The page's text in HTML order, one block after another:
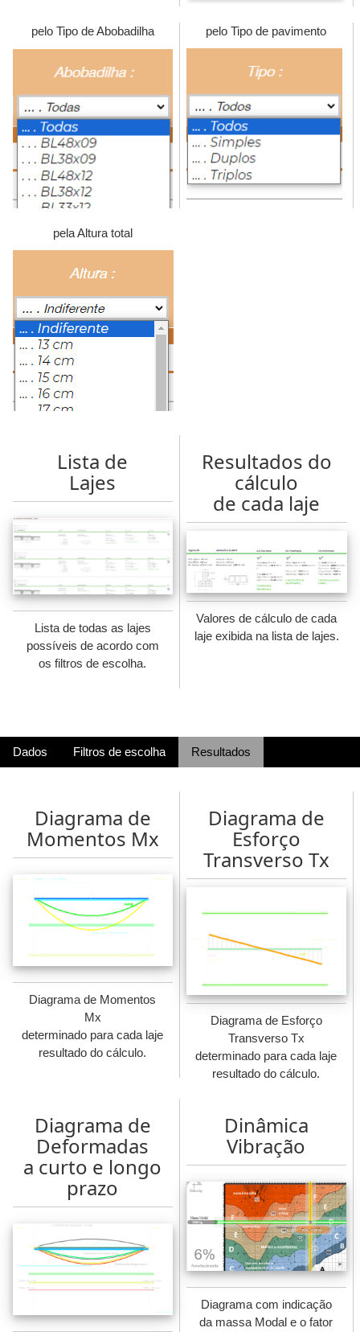
pelo Tipo de Abobadilha pelo Tipo de pavimento
pela Altura total
Lista de
Lajes
Lista de todas as lajes
possíveis de acordo com
os filtros de escolha.
Resultados do
cálculo
de cada laje
Valores de cálculo de cada
laje exibida na lista de lajes.
Dados Filtros de escolha Resultados
Diagrama de
Momentos Mx
Diagrama de Momentos
Mx
determinado para cada laje
resultado do cálculo.
Diagrama de
Esforço
Transverso Tx
Diagrama de Esforço
Transverso Tx
determinado para cada laje
resultado do cálculo.
Diagrama de
Deformadas
a curto e longo
prazo
Dinâmica
Vibração
Diagrama com indicação
da massa Modal e o fator